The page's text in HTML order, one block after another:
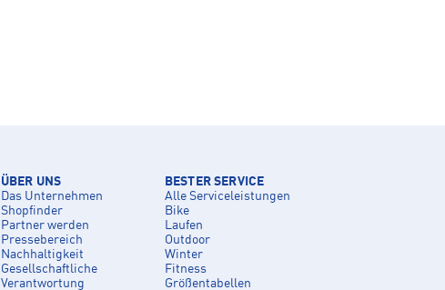
ÜBER UNS
Das Unternehmen
Shopfinder
Partner werden
Pressebereich
Nachhaltigkeit
Gesellschaftliche
Verantwortung
BESTER SERVICE
Alle Serviceleistungen
Bike
Laufen
Outdoor
Winter
Fitness
Größentabellen